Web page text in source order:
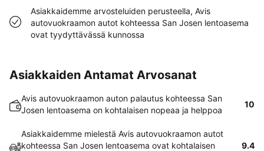
Asiakkaidemme arvosteluiden perusteella, Avis
autovuokraamon autot kohteessa San Josen lentoasema
ovat tyydyttävässä kunnossa
Asiakkaiden Antamat Arvosanat
Avis autovuokraamon auton palautus kohteessa San
Josen lentoasema on kohtalaisen nopeaa ja helppoa
10
Asiakkaidemme mielestä Avis autovuokraamon autot
kohteessa San Josen lentoasema ovat kohtalaisen
9.4